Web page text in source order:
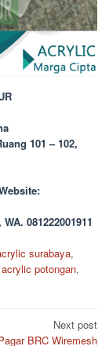
101 – 102,
081222001911
surabaya,
potongan,
Next post
BRC Wiremesh